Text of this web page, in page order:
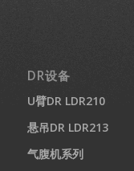
DR设备
U臂DR LDR210
悬吊DR LDR213
气腹机系列